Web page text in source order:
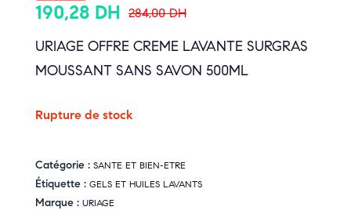
284,00DH
190,28 DH
URIAGE OFFRE CREME LAVANTE SURGRAS
MOUSSANT SANS SAVON 500ML
Rupture de stock
Catégorie : SANTE ET BIEN-ETRE
Étiquette : GELS ET HUILES LAVANTS
Marque : URIAGE